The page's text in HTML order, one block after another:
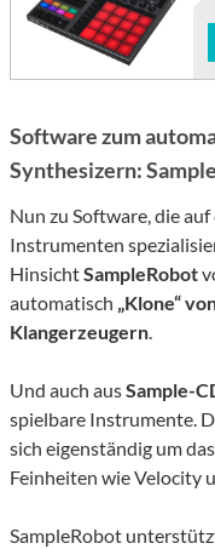
Software zum
Synthesizern:
Nun zu Software, die
Instrumenten
HinsichtSampleRobot
automatisch „Klone“
Klangerzeugern.
Und auch ausSample-
spielbare Instrumente.
sich eigenständig um
Feinheiten wie Velocity
SampleRobot